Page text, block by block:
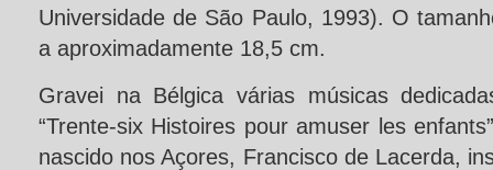
Universidade de São Paulo, 1993). O
a aproximadamente 18,5 cm.
Gravei na Bélgica várias músicas
“Trente-six Histoires pour amuser les
nascido nos Açores, Francisco de Lacerda,